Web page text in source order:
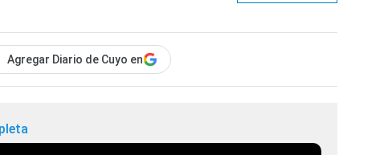
Agregar Diario de Cuyo en